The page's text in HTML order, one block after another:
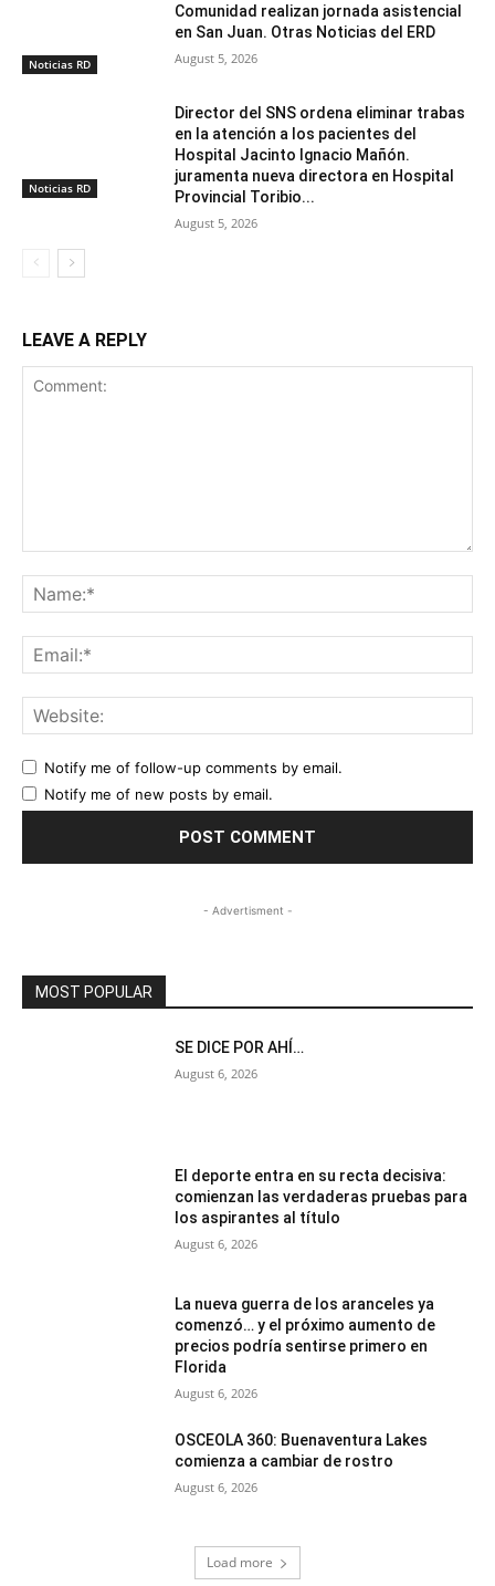
Noticias RD
Comunidad realizan jornada asistencial
en San Juan. Otras Noticias del ERD
August 5, 2026
Noticias RD
Director del SNS ordena eliminar trabas
en la atención a los pacientes del
Hospital Jacinto Ignacio Mañón.
juramenta nueva directora en Hospital
Provincial Toribio...
August 5, 2026
LEAVE A REPLY
Notify me of follow-up comments by email.
Notify me of new posts by email.
- Advertisment -
MOST POPULAR
SE DICE POR AHÍ…
August 6, 2026
El deporte entra en su recta decisiva:
comienzan las verdaderas pruebas para
los aspirantes al título
August 6, 2026
La nueva guerra de los aranceles ya
comenzó… y el próximo aumento de
precios podría sentirse primero en
Florida
August 6, 2026
OSCEOLA 360: Buenaventura Lakes
comienza a cambiar de rostro
August 6, 2026
Load more